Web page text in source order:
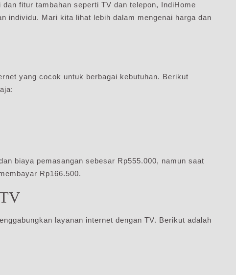
fitur tambahan seperti TV dan telepon, IndiHome
individu. Mari kita lihat lebih dalam mengenai harga dan
yang cocok untuk berbagai kebutuhan. Berikut
biaya pemasangan sebesar Rp555.000, namun saat
Rp166.500.
layanan internet dengan TV. Berikut adalah